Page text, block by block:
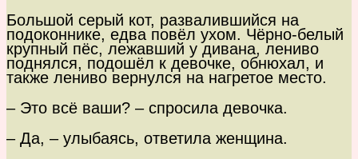
Большой серый кот, развалившийся на
подоконнике, едва повёл ухом. Чёрно-белый
крупный пёс, лежавший у дивана, лениво
поднялся, подошёл к девочке, обнюхал, и
также лениво вернулся на нагретое место.
– Это всё ваши? – спросила девочка.
– Да, – улыбаясь, ответила женщина.